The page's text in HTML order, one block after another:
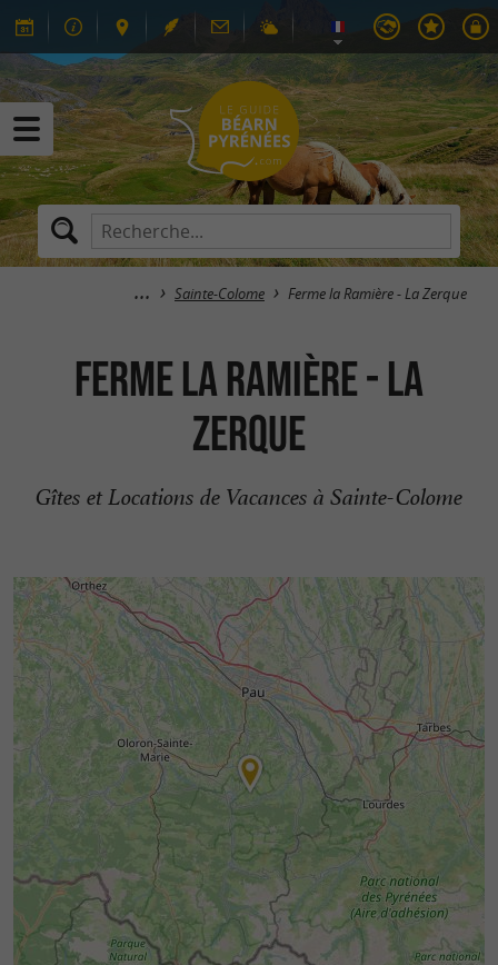
Sainte-Colome Ferme la Ramière - La Zerque
Ferme la Ramière - La
Zerque
Gîtes et Locations de Vacances à Sainte-Colome